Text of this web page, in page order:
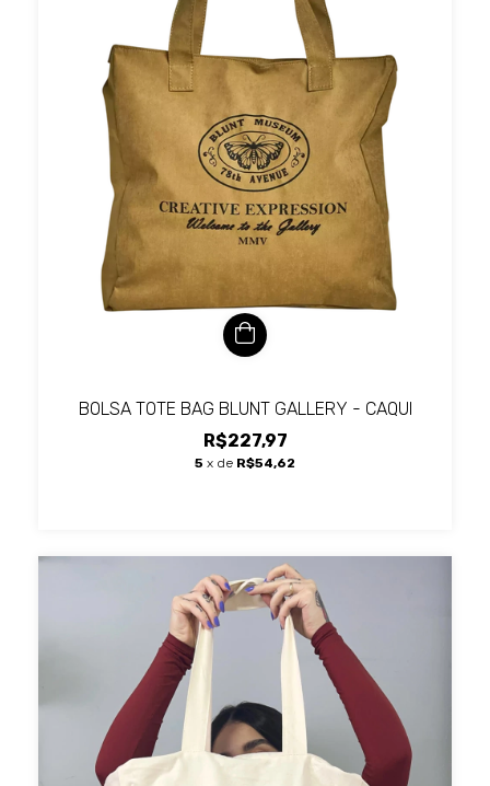
BOLSA TOTE BAG BLUNT GALLERY - CAQUI
R$227,97
5 x de R$54,62